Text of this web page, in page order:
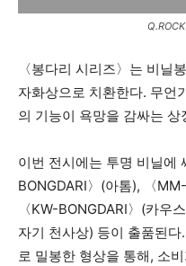
〈봉다리 시리즈〉는 비닐
자화상으로 치환한다. 무언
의 기능이 욕망을 감싸는
이번 전시에는 투명 비닐에
BONGDARI〉(아톰), 〈
〈KW-BONGDARI〉(카우
자기 천사상) 등이 출품된
로 밀봉한 형상을 통해, 소